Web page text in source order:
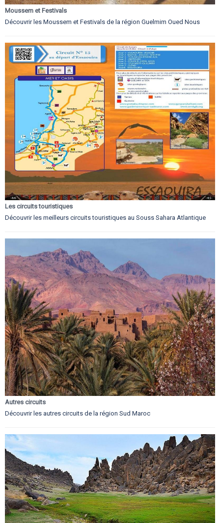
Moussem et Festivals
Découvrir les Moussem et Festivals de la région Guelmim Oued Nous
Les circuits touristiques
Découvrir les meilleurs circuits touristiques au Souss Sahara Atlantique
Autres circuits
Découvrir les autres circuits de la région Sud Maroc